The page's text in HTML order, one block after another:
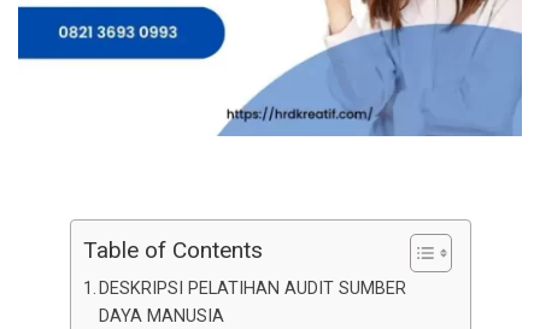
Table of Contents
DESKRIPSI PELATIHAN AUDIT SUMBER
DAYA MANUSIA